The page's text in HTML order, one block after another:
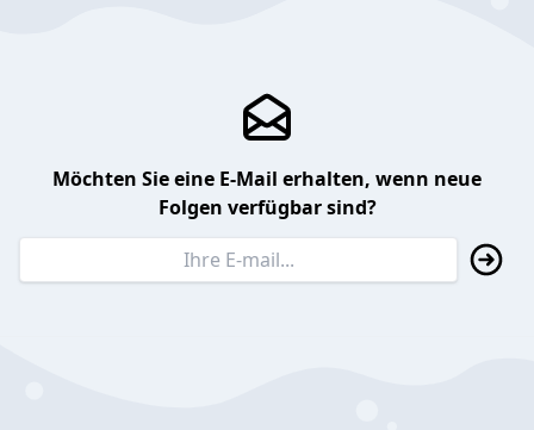
Möchten Sie eine E-Mail erhalten, wenn neue
Folgen verfügbar sind?